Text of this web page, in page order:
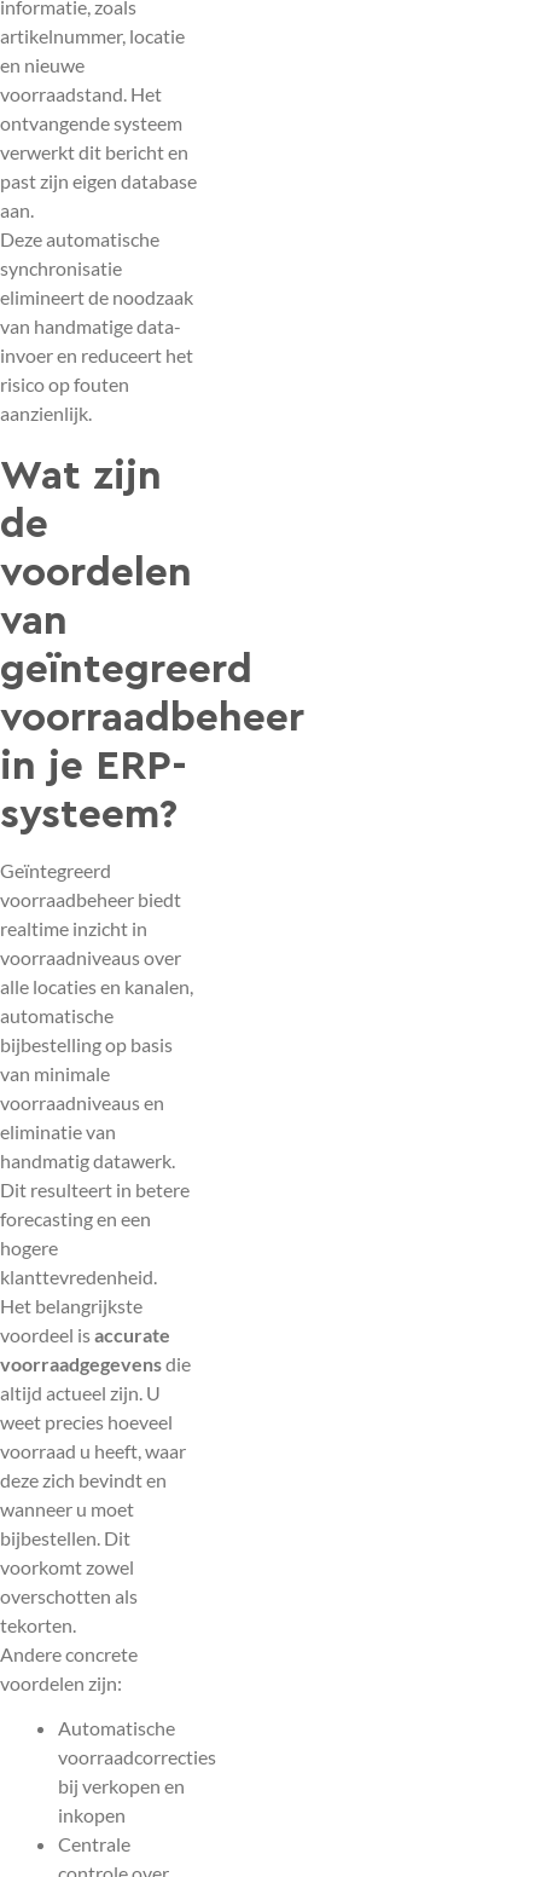
informatie, zoals
artikelnummer, locatie
en nieuwe
voorraadstand. Het
ontvangende systeem
verwerkt dit bericht en
past zijn eigen database
aan.
Deze automatische
synchronisatie
elimineert de noodzaak
van handmatige data-
invoer en reduceert het
risico op fouten
aanzienlijk.
Wat zijn
de
voordelen
van
geïntegreerd
voorraadbeheer
in je ERP-
systeem?
Geïntegreerd
voorraadbeheer biedt
realtime inzicht in
voorraadniveaus over
alle locaties en kanalen,
automatische
bijbestelling op basis
van minimale
voorraadniveaus en
eliminatie van
handmatig datawerk.
Dit resulteert in betere
forecasting en een
hogere
klanttevredenheid.
Het belangrijkste
voordeel isaccurate
voorraadgegevensdie
altijd actueel zijn. U
weet precies hoeveel
voorraad u heeft, waar
deze zich bevindt en
wanneer u moet
bijbestellen. Dit
voorkomt zowel
overschotten als
tekorten.
Andere concrete
voordelen zijn:
Automatische
voorraadcorrecties
bij verkopen en
inkopen
Centrale